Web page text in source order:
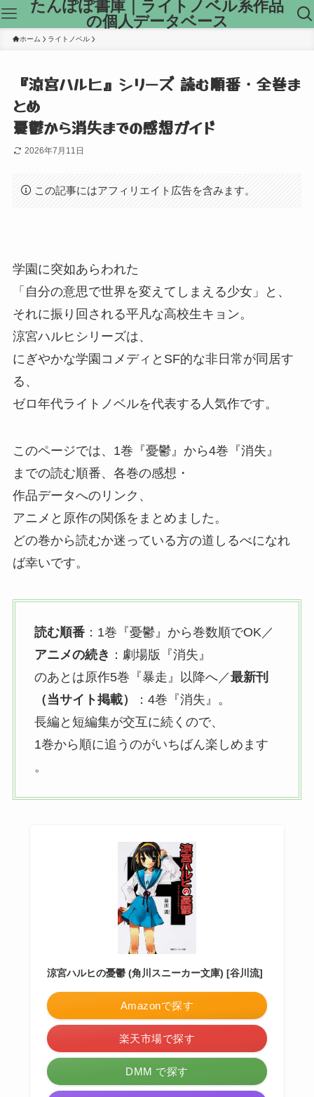
たんぽぽ書庫｜ライトノベル系作品
の個人データベース
ホーム ライトノベル
『涼宮ハルヒ』シリーズ 読む順番・全巻ま
とめ
憂鬱から消失までの感想ガイド
2026年7月11日
この記事にはアフィリエイト広告を含みます。
学園に突如あらわれた
「自分の意思で世界を変えてしまえる少女」
と、
それに振り回される平凡な高校生キョン。
涼宮ハルヒシリーズは、
にぎやかな学園コメディとSF的な非日常が同居す
る、
ゼロ年代ライトノベルを代表する人気作です。
このページでは、 1巻『憂鬱』 から4巻『消失』
までの読む順番、 各巻の感想・
作品データへのリンク、
アニメと原作の関係をまとめました。
どの巻から読むか迷っている方の道しるべになれ
ば幸いです。
読む順番：1巻『憂鬱』 から巻数順でOK／
アニメの続き ：劇場版『消失』
のあとは原作5巻『暴走』
以降へ／最新刊
（当サイト掲載）
：4巻『消失』 。
長編と短編集が交互に続くので、
1巻から順に追うのがいちばん楽しめます
。
涼宮ハルヒの憂鬱 (角川スニーカー文庫) [谷川流]
Amazonで探す
楽天市場で探す
DMM で探す